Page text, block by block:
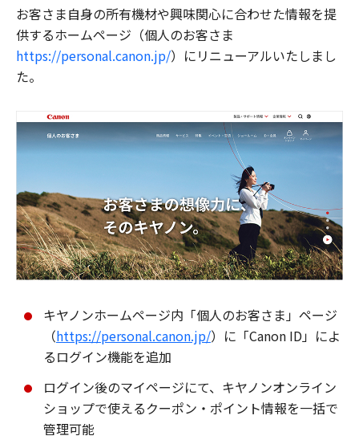
お客さま自身の所有機材や興味関心に合わせた情報を提
供するホームページ（個人のお客さま
https://personal.canon.jp/）にリニューアルいたしまし
た。
キヤノンホームページ内「個人のお客さま」ページ
（https://personal.canon.jp/）に「Canon ID」によ
るログイン機能を追加
ログイン後のマイページにて、キヤノンオンライン
ショップで使えるクーポン・ポイント情報を一括で
管理可能